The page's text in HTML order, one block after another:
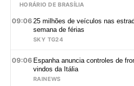
HORÁRIO DE BRASÍLIA
09:06 25 milhões de veículos nas
semana de férias
SKY TG24
09:06 Espanha anuncia controles de
vindos da Itália
RAINEWS